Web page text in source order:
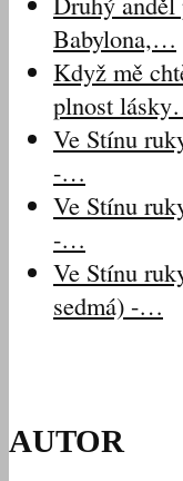
Babylona,…
Když mě
plnost
Ve Stínu
-…
Ve Stínu
-…
Ve Stínu
sedmá) -…
AUTOR